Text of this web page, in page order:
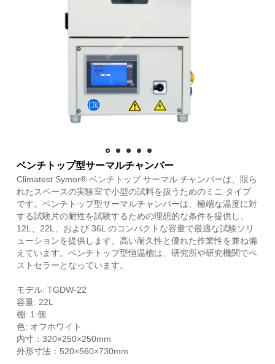
ベンチトップ型サーマルチャンバー
Climatest Symor® ベンチトップ サーマル チャンバーは、限ら
れたスペースの実験室で小型の試料を扱うためのミニ タイプ
です。ベンチトップ型サーマルチャンバーは、極端な温度に対
する試験片の耐性を試験するための理想的な条件を提供し、
12L、22L、および 36L のコンパクトな容量で最適な試験ソリ
ューションを提供します。高い耐久性と優れた作業性を兼ね備
えています。ベンチトップ型恒温槽は、研究所や研究機関でベ
ストセラーとなっています。
モデル: TGDW-22
容量: 22L
棚: 1 個
色: オフホワイト
内寸：320×250×250mm
外形寸法：520×560×730mm